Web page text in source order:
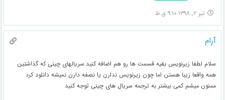
تیر ۲, ۱۳۹۸ ۹:۱۰ ق.ظ
آرام
سلام لطفا زیرنویس بقیه قسمت ها رو هم اضافه کنید.سریالهای چینی که گذاشتین
همه واقعا زیبا هستن اما چون زیرنویس ندارن یا نصفه دارن نمیشه دانلود کرد
ممنون میشم کمی بیشتر به ترجمه سریال های چینی توجه کنید